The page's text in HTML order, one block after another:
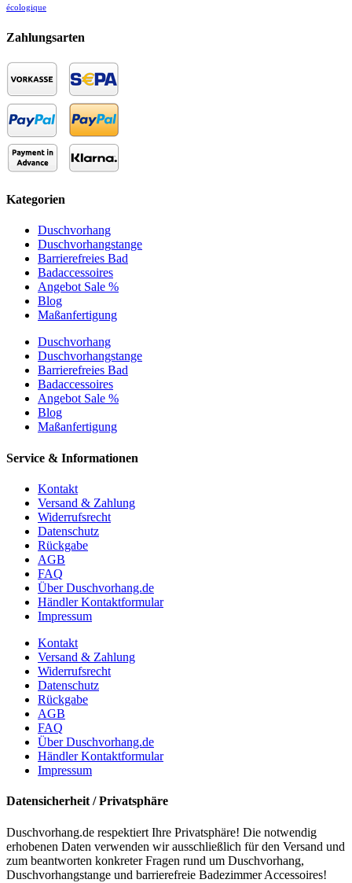
écologique
Zahlungsarten
Kategorien
Duschvorhang
Duschvorhangstange
Barrierefreies Bad
Badaccessoires
Angebot Sale %
Blog
Maßanfertigung
Duschvorhang
Duschvorhangstange
Barrierefreies Bad
Badaccessoires
Angebot Sale %
Blog
Maßanfertigung
Service & Informationen
Kontakt
Versand & Zahlung
Widerrufsrecht
Datenschutz
Rückgabe
AGB
FAQ
Über Duschvorhang.de
Händler Kontaktformular
Impressum
Kontakt
Versand & Zahlung
Widerrufsrecht
Datenschutz
Rückgabe
AGB
FAQ
Über Duschvorhang.de
Händler Kontaktformular
Impressum
Datensicherheit / Privatsphäre
Duschvorhang.de respektiert Ihre Privatsphäre! Die notwendig
erhobenen Daten verwenden wir ausschließlich für den Versand und
zum beantworten konkreter Fragen rund um Duschvorhang,
Duschvorhangstange und barrierefreie Badezimmer Accessoires!